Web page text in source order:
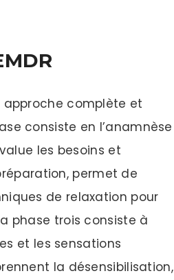
approche complète et
consiste en l’anamnèse
les besoins et
permet de
de relaxation pour
phase trois consiste à
et les sensations
la désensibilisation,